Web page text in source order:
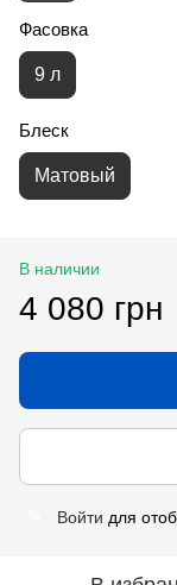
Фасовка
9 л
Блеск
Матовый
В наличии
4 080 грн
Войти для